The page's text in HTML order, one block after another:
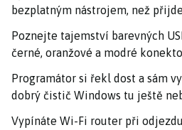
bezplatným nástrojem, než
Poznejte tajemství barevných
černé, oranžové a modré
Programátor si řekl dost a sám
dobrý čistič Windows tu ještě
Vypínáte Wi-Fi router při